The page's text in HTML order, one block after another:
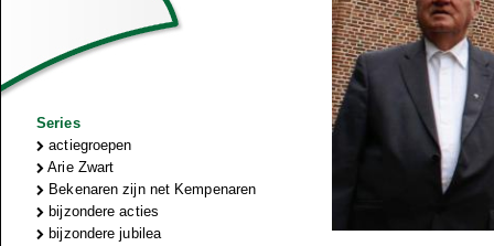
Series
actiegroepen
Arie Zwart
Bekenaren zijn net Kempenaren
bijzondere acties
bijzondere jubilea